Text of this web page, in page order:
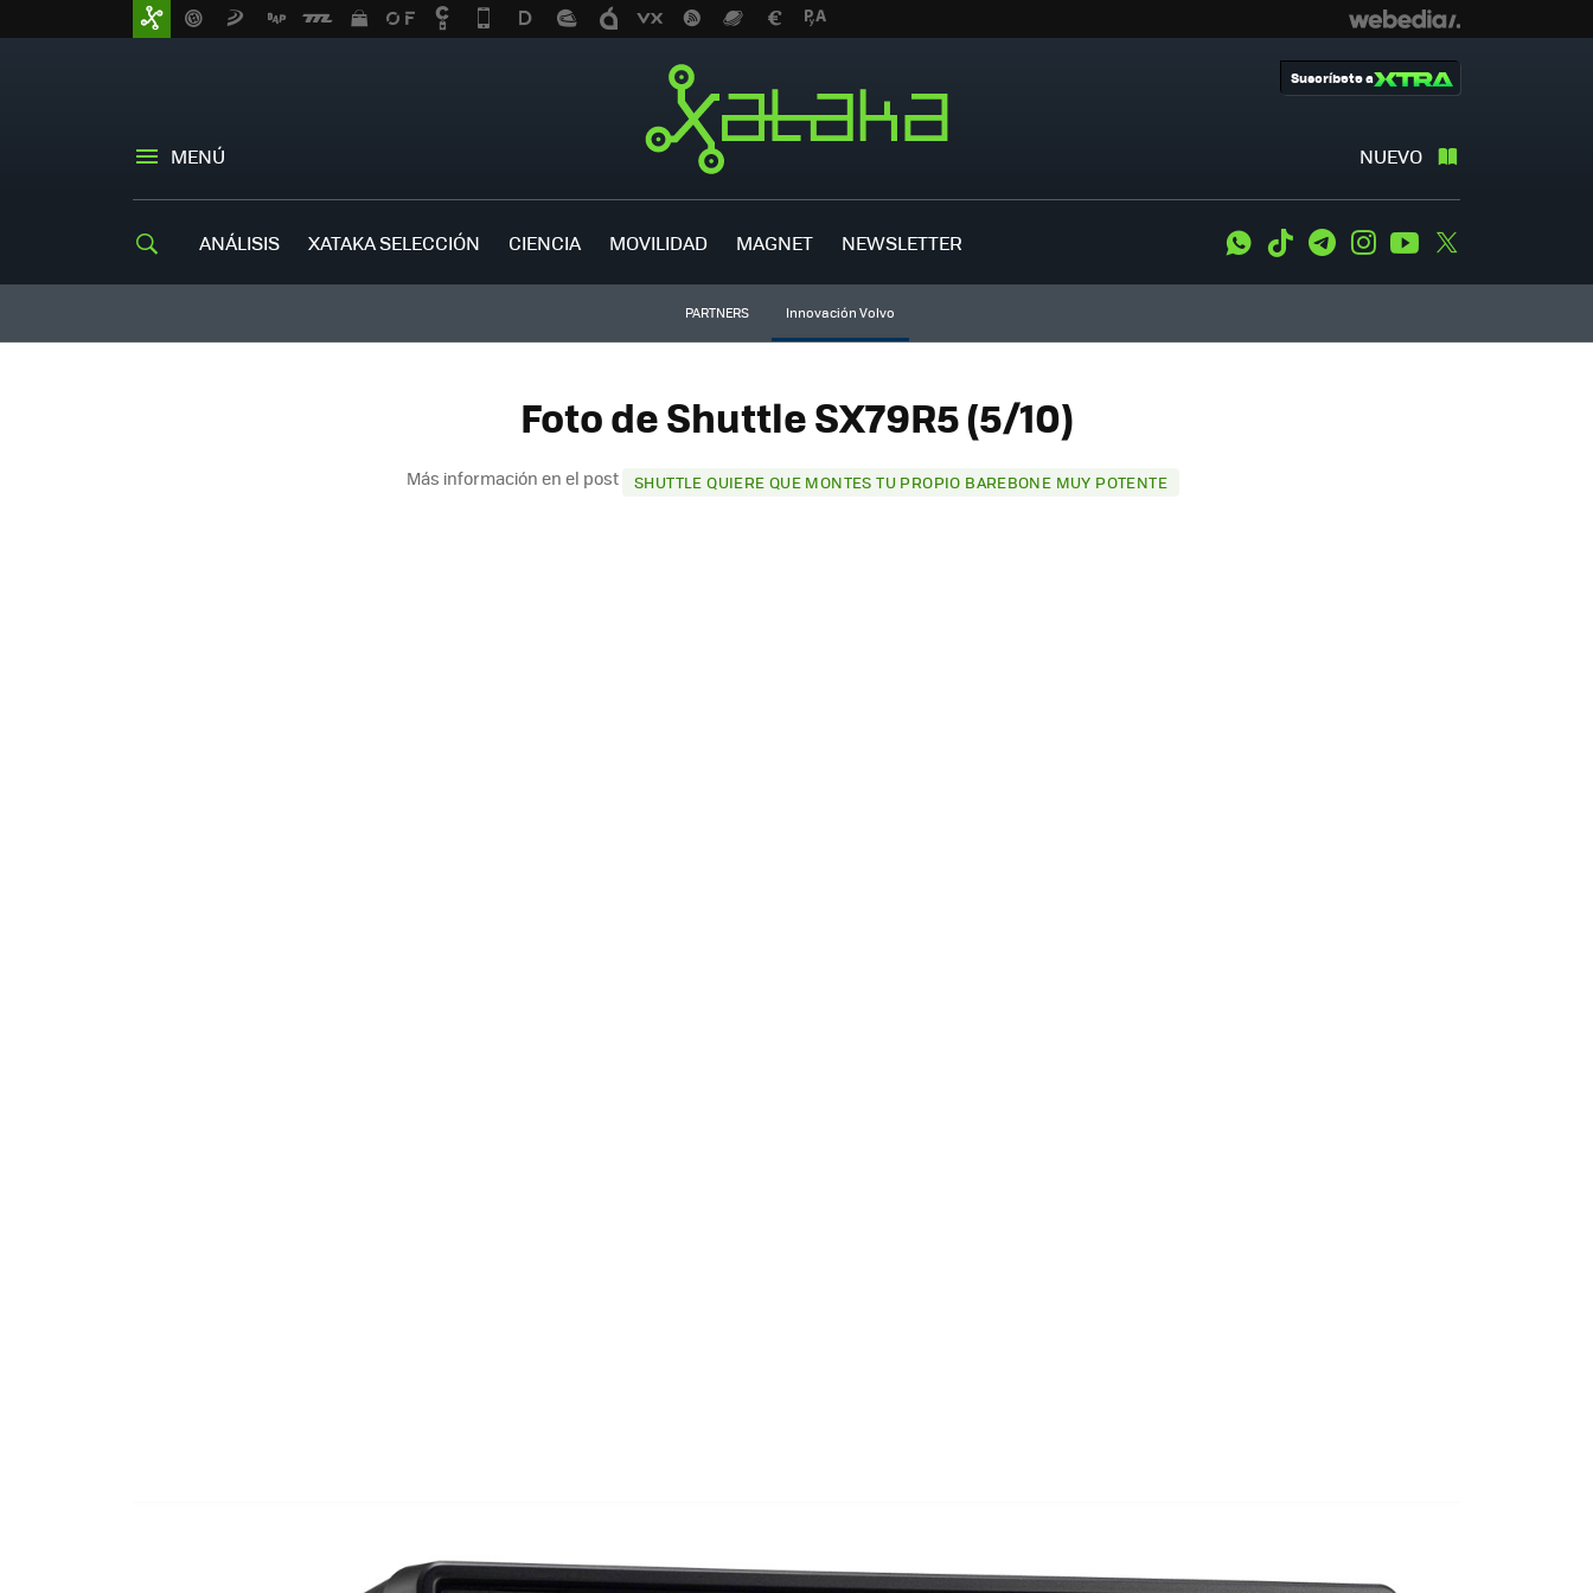
MENÚ NUEVO
Suscríbete a
ANÁLISIS XATAKA SELECCIÓN CIENCIA MOVILIDAD MAGNET NEWSLETTER WhatsApp
Tiktok TelegramInstagramYoutube
PARTNERS Innovación Volvo
Foto de Shuttle SX79R5 (5/10)
Más información en el post SHUTTLE QUIERE QUE MONTES TU PROPIO BAREBONE MUY POTENTE